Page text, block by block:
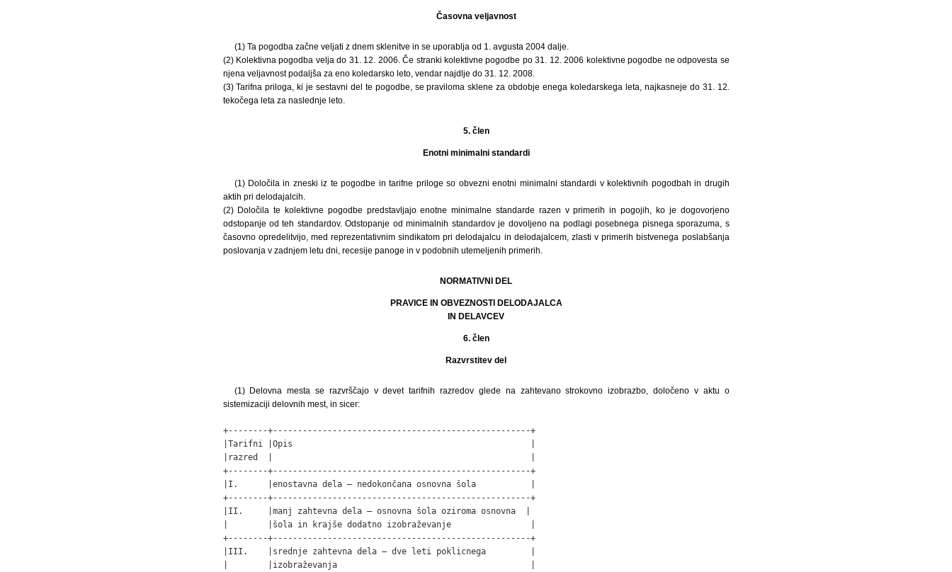
Časovna veljavnost
(1) Ta pogodba začne veljati z dnem sklenitve in se uporablja od 1. avgusta 2004 dalje.
(2) Kolektivna pogodba velja do 31. 12. 2006. Če stranki kolektivne pogodbe po 31. 12. 2006 kolektivne pogodbe ne odpovesta se
njena veljavnost podaljša za eno koledarsko leto, vendar najdlje do 31. 12. 2008.
(3) Tarifna priloga, ki je sestavni del te pogodbe, se praviloma sklene za obdobje enega koledarskega leta, najkasneje do 31. 12.
tekočega leta za naslednje leto.
5. člen
Enotni minimalni standardi
(1) Določila in zneski iz te pogodbe in tarifne priloge so obvezni enotni minimalni standardi v kolektivnih pogodbah in drugih
aktih pri delodajalcih.
(2) Določila te kolektivne pogodbe predstavljajo enotne minimalne standarde razen v primerih in pogojih, ko je dogovorjeno
odstopanje od teh standardov. Odstopanje od minimalnih standardov je dovoljeno na podlagi posebnega pisnega sporazuma, s
časovno opredelitvijo, med reprezentativnim sindikatom pri delodajalcu in delodajalcem, zlasti v primerih bistvenega poslabšanja
poslovanja v zadnjem letu dni, recesije panoge in v podobnih utemeljenih primerih.
NORMATIVNI DEL
PRAVICE IN OBVEZNOSTI DELODAJALCA
IN DELAVCEV
6. člen
Razvrstitev del
(1) Delovna mesta se razvrščajo v devet tarifnih razredov glede na zahtevano strokovno izobrazbo, določeno v aktu o
sistemizaciji delovnih mest, in sicer:
+--------+----------------------------------------------------+
|Tarifni |Opis                                                |
|razred  |                                                    |
+--------+----------------------------------------------------+
|I.      |enostavna dela – nedokončana osnovna šola           |
+--------+----------------------------------------------------+
|II.     |manj zahtevna dela – osnovna šola oziroma osnov­na  |
|        |šola in krajše dodatno izobraževanje                |
+--------+----------------------------------------------------+
|III.    |srednje zahtevna dela – dve leti poklicnega         |
|        |izobraževanja                                       |